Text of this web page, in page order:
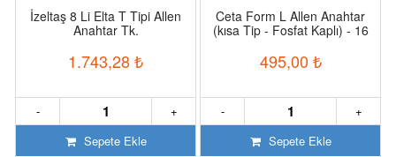
İzeltaş 8 Li Elta T Tipi Allen
Anahtar Tk.
1.743,28₺
+
-
Sepete Ekle
Ceta Form L Allen Anahtar
(kısa Tip - Fosfat Kaplı) - 16
495,00 ₺
+
-
Sepete Ekle